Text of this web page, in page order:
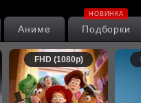
Подборки
НОВИНКА
Аниме
FHD (1080p)